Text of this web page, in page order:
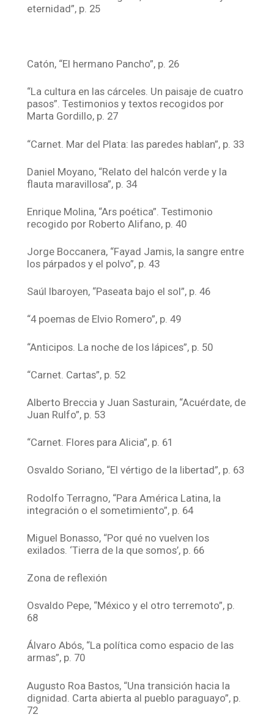
eternidad”, p. 25
Catón, “El hermano Pancho”, p. 26
“La cultura en las cárceles. Un paisaje de cuatro
pasos”. Testimonios y textos recogidos por
Marta Gordillo, p. 27
“Carnet. Mar del Plata: las paredes hablan”, p. 33
Daniel Moyano, “Relato del halcón verde y la
flauta maravillosa”, p. 34
Enrique Molina, “Ars poética”. Testimonio
recogido por Roberto Alifano, p. 40
Jorge Boccanera, “Fayad Jamis, la sangre entre
los párpados y el polvo”, p. 43
Saúl Ibaroyen, “Paseata bajo el sol”, p. 46
“4 poemas de Elvio Romero”, p. 49
“Anticipos. La noche de los lápices”, p. 50
“Carnet. Cartas”, p. 52
Alberto Breccia y Juan Sasturain, “Acuérdate, de
Juan Rulfo”, p. 53
“Carnet. Flores para Alicia”, p. 61
Osvaldo Soriano, “El vértigo de la libertad”, p. 63
Rodolfo Terragno, “Para América Latina, la
integración o el sometimiento”, p. 64
Miguel Bonasso, “Por qué no vuelven los
exilados. ‘Tierra de la que somos’, p. 66
Zona de reflexión
Osvaldo Pepe, “México y el otro terremoto”, p.
68
Álvaro Abós, “La política como espacio de las
armas”, p. 70
Augusto Roa Bastos, “Una transición hacia la
dignidad. Carta abierta al pueblo paraguayo”, p.
72